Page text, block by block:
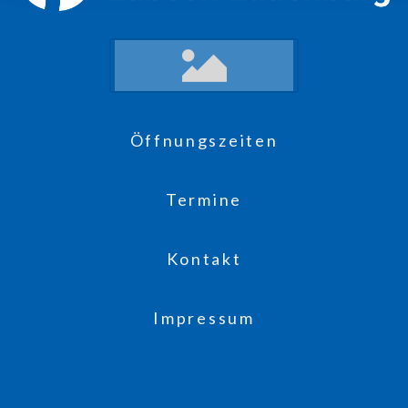
Öffnungszeiten
Termine
Kontakt
Impressum